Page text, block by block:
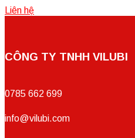
Liên hệ
CÔNG TY TNHH VILUBI
0785 662 699
info@vilubi.com